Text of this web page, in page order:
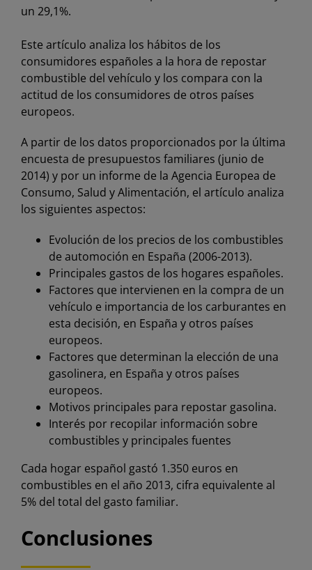
un 29,1%.
Este artículo analiza los hábitos de los
consumidores españoles a la hora de repostar
combustible del vehículo y los compara con la
actitud de los consumidores de otros países
europeos.
A partir de los datos proporcionados por la última
encuesta de presupuestos familiares (junio de
2014) y por un informe de la Agencia Europea de
Consumo, Salud y Alimentación, el artículo analiza
los siguientes aspectos:
Evolución de los precios de los combustibles
de automoción en España (2006-2013).
Principales gastos de los hogares españoles.
Factores que intervienen en la compra de un
vehículo e importancia de los carburantes en
esta decisión, en España y otros países
europeos.
Factores que determinan la elección de una
gasolinera, en España y otros países
europeos.
Motivos principales para repostar gasolina.
Interés por recopilar información sobre
combustibles y principales fuentes
Cada hogar español gastó 1.350 euros en
combustibles en el año 2013, cifra equivalente al
5% del total del gasto familiar.
Conclusiones